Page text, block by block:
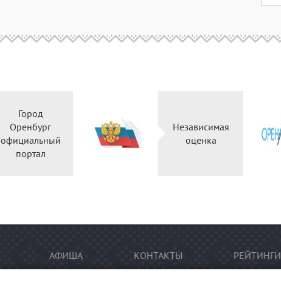
Город
Оренбург
официальный
портал
Независимая
оценка
АФИША КОНТАКТЫ РЕЙТИНГИ